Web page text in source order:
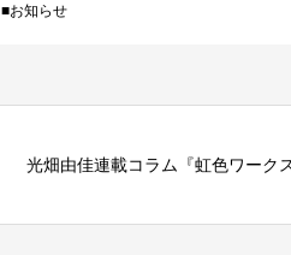
■お知らせ
光畑由佳連載コラム『虹色ワークス